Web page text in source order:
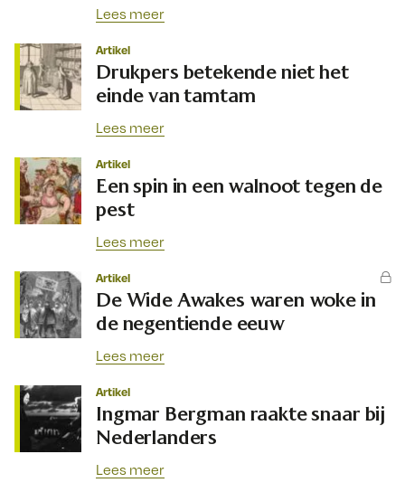
Lees meer
Artikel
Drukpers betekende niet het
einde van tamtam
Lees meer
Artikel
Een spin in een walnoot tegen de
pest
Lees meer
Artikel
De Wide Awakes waren woke in
de negentiende eeuw
Lees meer
Artikel
Ingmar Bergman raakte snaar bij
Nederlanders
Lees meer